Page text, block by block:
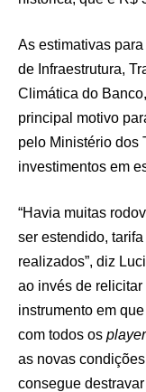
As estimativas
de Infraestrutura,
Climática do
principal motivo
pelo Ministério dos
investimentos em
“Havia muitas
ser estendido,
realizados”, diz
ao invés de
instrumento em
com todos os
as novas
consegue